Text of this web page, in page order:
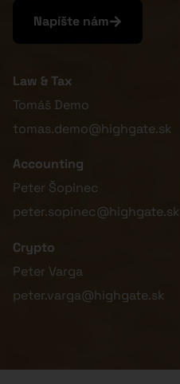
Napíšte nám
Law & Tax
Tomáš Demo
tomas.demo@highgate.sk
Accounting
Peter Šopinec
peter.sopinec@highgate.sk
Crypto
Peter Varga
peter.varga@highgate.sk